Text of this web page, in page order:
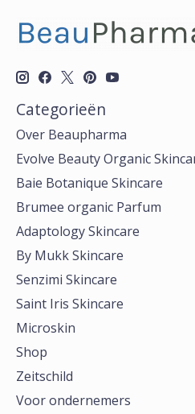
Categorieën
Over Beaupharma
Evolve Beauty Organic
Baie Botanique Skincare
Brumee organic Parfum
Adaptology Skincare
By Mukk Skincare
Senzimi Skincare
Saint Iris Skincare
Microskin
Shop
Zeitschild
Voor ondernemers